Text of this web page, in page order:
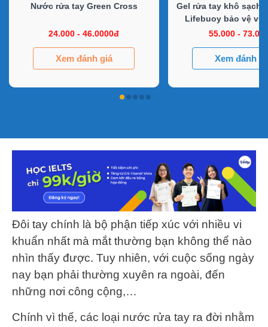
Nước rửa tay Green Cross
24.000 - 46.0000đ
Xem đánh giá
Gel rửa tay khô sạch
Lifebuoy bảo vệ
(Chai nắp
55.000 -
Xem đánh
Đôi tay chính là bộ phận tiếp xúc với nhiều vi
khuẩn nhất mà mắt thường bạn không thể nào
nhìn thấy được. Tuy nhiên, với cuộc sống ngày
nay bạn phải thường xuyên ra ngoài, đến
những nơi công cộng,…
Chính vì thế, các loại nước rửa tay ra đời nhằm